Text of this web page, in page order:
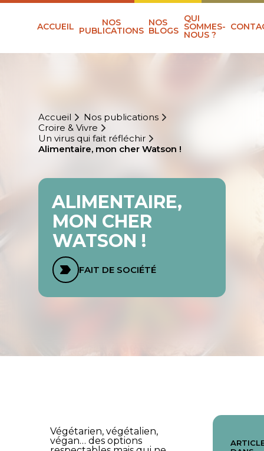
ACCUEIL NOS
PUBLICATIONS
NOS
BLOGS
QUI
SOMMES-
NOUS ?
Accueil
Nos publications
Croire & Vivre
Un virus qui fait réfléchir
Alimentaire, mon cher Watson !
ALIMENTAIRE,
MON CHER
WATSON !
FAIT DE SOCIÉTÉ
Végétarien, végétalien,
végan… des options